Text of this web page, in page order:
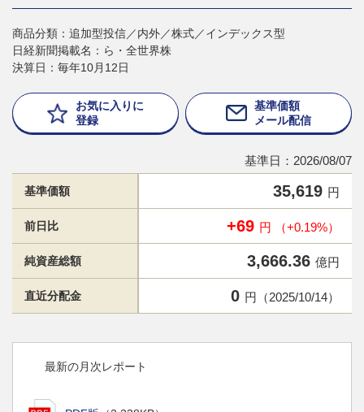
商品分類：追加型投信／内外／株式／インデックス型
日経新聞掲載名：ら・全世界株
決算日：毎年10月12日
お気に入りに
登録
基準価額
メール配信
基準日：2026/08/07
基準価額 35,619 円
前日比 +69 円 （+0.19%）
純資産総額 3,666.36 億円
直近分配金 0 円（2025/10/14）
最新の月次レポート